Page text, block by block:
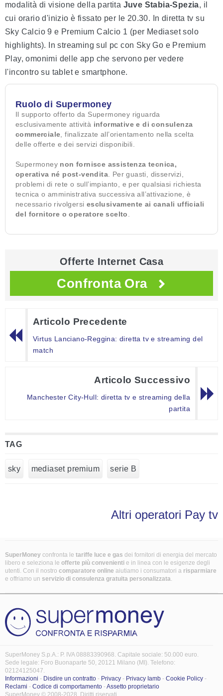
modalità di visione della partita Juve Stabia-Spezia, il
cui orario d'inizio è fissato per le 20.30. In diretta tv su
Sky Calcio 9 e Premium Calcio 1 (per Mediaset solo
highlights). In streaming sul pc con Sky Go e Premium
Play, omonimi delle app che servono per vedere
l'incontro su tablet e smartphone.
Ruolo di Supermoney
Il supporto offerto da Supermoney riguarda
esclusivamente attività informative e di consulenza
commerciale , finalizzate all’orientamento nella scelta
delle offerte e dei servizi disponibili.
Supermoney non fornisce assistenza tecnica,
operativa né post-vendita . Per guasti, disservizi,
problemi di rete o sull’impianto, e per qualsiasi richiesta
tecnica o amministrativa successiva all’attivazione, è
necessario rivolgersi esclusivamente ai canali ufficiali
del fornitore o operatore scelto
Offerte Internet Casa
Confronta Ora
Articolo Precedente
Virtus Lanciano-Reggina: diretta tv e streaming del
match
Articolo Successivo
Manchester City-Hull: diretta tv e streaming della
partita
TAG
sky mediaset premium serie B
Altri operatori Pay tv
SuperMoney confronta le tariffe luce e gas dei fornitori di energia del mercato
libero e seleziona le offerte più convenienti e in linea con le esigenze degli
utenti. Con il nostro comparatore online aiutiamo i consumatori a risparmiare
e offriamo un servizio di consulenza gratuita personalizzata.
SuperMoney S.p.A.: P. IVA 08883390968. Capitale sociale: 50.000 euro.
Sede legale: Foro Buonaparte 50, 20121 Milano (MI). Telefono:
02124125047.
Informazioni - Disdire un contratto - Privacy - Privacy Iamb - Cookie Policy -
Reclami - Codice di comportamento -Assetto proprietario
SuperMoney © 2008-2028. Diritti riservati.